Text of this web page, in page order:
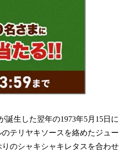
誕生した翌年の1973年5月15日に
テリヤキソースを絡めたジュー
のシャキシャキレタスを合わせ